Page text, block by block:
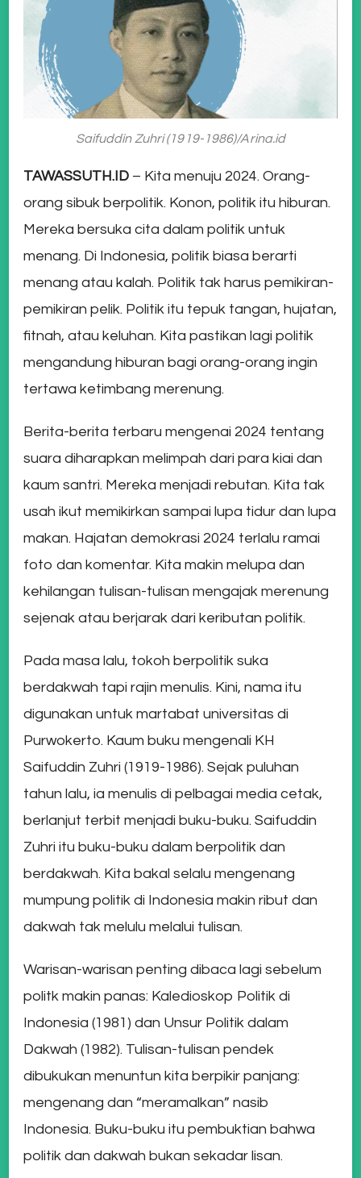
Saifuddin Zuhri (1919-1986)/Arina.id
TAWASSUTH.ID – Kita menuju 2024. Orang-
orang sibuk berpolitik. Konon, politik itu hiburan.
Mereka bersuka cita dalam politik untuk
menang. Di Indonesia, politik biasa berarti
menang atau kalah. Politik tak harus pemikiran-
pemikiran pelik. Politik itu tepuk tangan, hujatan,
fitnah, atau keluhan. Kita pastikan lagi politik
mengandung hiburan bagi orang-orang ingin
tertawa ketimbang merenung.
Berita-berita terbaru mengenai 2024 tentang
suara diharapkan melimpah dari para kiai dan
kaum santri. Mereka menjadi rebutan. Kita tak
usah ikut memikirkan sampai lupa tidur dan lupa
makan. Hajatan demokrasi 2024 terlalu ramai
foto dan komentar. Kita makin melupa dan
kehilangan tulisan-tulisan mengajak merenung
sejenak atau berjarak dari keributan politik.
Pada masa lalu, tokoh berpolitik suka
berdakwah tapi rajin menulis. Kini, nama itu
digunakan untuk martabat universitas di
Purwokerto. Kaum buku mengenali KH
Saifuddin Zuhri (1919-1986). Sejak puluhan
tahun lalu, ia menulis di pelbagai media cetak,
berlanjut terbit menjadi buku-buku. Saifuddin
Zuhri itu buku-buku dalam berpolitik dan
berdakwah. Kita bakal selalu mengenang
mumpung politik di Indonesia makin ribut dan
dakwah tak melulu melalui tulisan.
Warisan-warisan penting dibaca lagi sebelum
politk makin panas: Kaledioskop Politik di
Indonesia (1981) dan Unsur Politik dalam
Dakwah (1982). Tulisan-tulisan pendek
dibukukan menuntun kita berpikir panjang:
mengenang dan “meramalkan” nasib
Indonesia. Buku-buku itu pembuktian bahwa
politik dan dakwah bukan sekadar lisan.